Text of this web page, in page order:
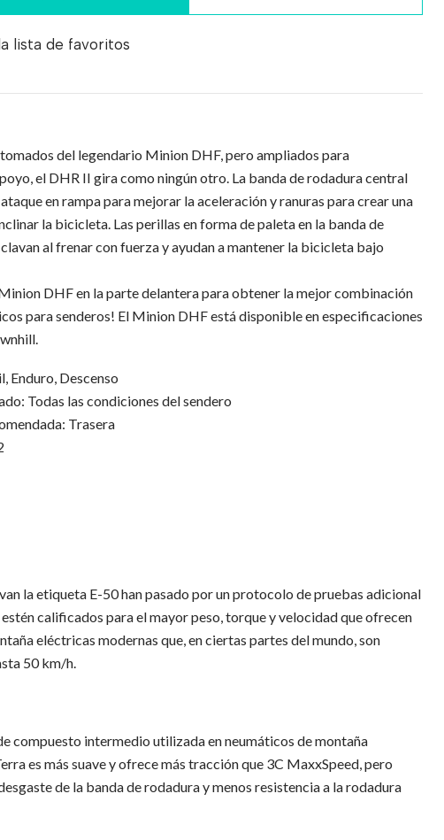
lista de favoritos
del legendario Minion DHF, pero ampliados para
el DHR II gira como ningún otro. La banda de rodadura central
en rampa para mejorar la aceleración y ranuras para crear una
la bicicleta. Las perillas en forma de paleta en la banda de
al frenar con fuerza y ayudan a mantener la bicicleta bajo
DHF en la parte delantera para obtener la mejor combinación
para senderos! El Minion DHF está disponible en especificaciones
Enduro, Descenso
Todas las condiciones del sendero
Trasera
la etiqueta E-50 han pasado por un protocolo de pruebas adicional
calificados para el mayor peso, torque y velocidad que ofrecen
eléctricas modernas que, en ciertas partes del mundo, son
50 km/h.
compuesto intermedio utilizada en neumáticos de montaña
es más suave y ofrece más tracción que 3C MaxxSpeed, pero
de la banda de rodadura y menos resistencia a la rodadura